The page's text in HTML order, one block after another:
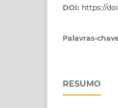
DOI: https://
Palavras-
RESUMO